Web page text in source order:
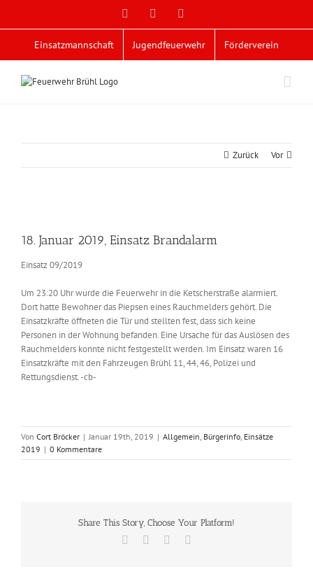
Facebook
Einsatzmannschaft Jugendfeuerwehr Förderverein
Zurück Vor
Bild
18. Januar 2019, Einsatz Brandalarm
Einsatz 09/2019
Um 23:20 Uhr wurde die Feuerwehr in die Ketscherstraße alarmiert.
Dort hatte Bewohner das Piepsen eines Rauchmelders gehört. Die
Einsatzkräfte öffneten die Tür und stellten fest, dass sich keine
Personen in der Wohnung befanden. Eine Ursache für das Auslösen des
Rauchmelders konnte nicht festgestellt werden. Im Einsatz waren 16
Einsatzkräfte mit den Fahrzeugen Brühl 11, 44, 46, Polizei und
Rettungsdienst. -cb-
Von Cort Bröcker | Januar 19th, 2019 | Allgemein, Bürgerinfo, Einsätze
2019 | 0 Kommentare
Share This Story, Choose Your Platform!
Facebook